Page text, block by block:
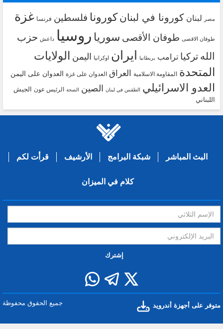
مصر لبنان كورونا في لبنانكورونا فلسطين فرنسا غزة
طوفان الاقصى طوفان الأقصى سوريا روسيا داعش حزب
الله تركيا ترامب بريطانيا ايران اوكرانيا اليمن
الولايات
المتحدة
المقاومة الاسلامية العراق العدوان على غزة العدوان على اليمن
العدو الاسرائيلي الطقس في لبنان الصين الصحة الرئيس عون
الجيش
اللبناني
البث المباشر شبكة البرامج الأرشيف قرأت لكم
كلام في الميزان
إشترك
متوفر على أجهزة أندرويد جميع الحقوق محفوظة